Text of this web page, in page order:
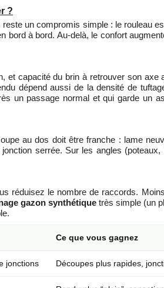
?
un compromis simple : le rouleau
à bord. Au-delà, le confort
et capacité du brin à retrouver son axe
dépend aussi de la densité de
un passage normal et qui garde un
au dos doit être franche : lame
serrée. Sur les angles
réduisez le nombre de raccords.
gazon synthétiquetrès simple (un
Ce que vous gagnez
jonctions Découpes plus rapides,